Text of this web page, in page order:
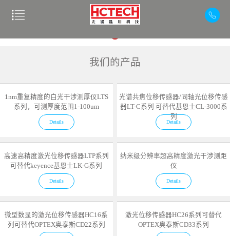
我们的产品
1nm重复精度的白光干涉测厚仪LTS
系列，可测厚度范围1-100um
Details
光谱共焦位移传感器/同轴光位移传感
器LT-C系列 可替代基恩士CL-3000系
列
Details
高速高精度激光位移传感器LTP系列
可替代keyence基恩士LK-G系列
Details
纳米级分辨率超高精度激光干涉测距
仪
Details
微型数显的激光位移传感器HC16系
列可替代OPTEX奥泰斯CD22系列
激光位移传感器HC26系列可替代
OPTEX奥泰斯CD33系列